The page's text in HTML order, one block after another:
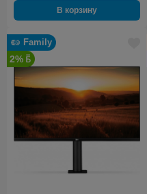
В корзину
Family
2%